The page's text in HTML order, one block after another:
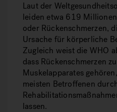
Laut der
leiden etwa 619
oder Rückenschmerzen,
Ursache für körperliche
Zugleich weist die WHO
dass Rückenschmerzen
Muskelapparates
meisten Betroffenen
lassen.